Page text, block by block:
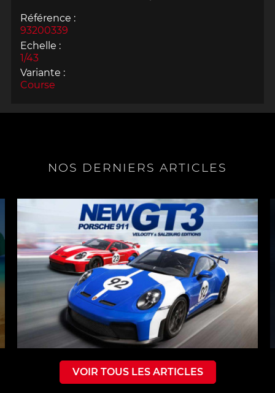
Référence :
93200339
Echelle :
1/43
Variante :
Course
NOS DERNIERS ARTICLES
VOIR TOUS LES ARTICLES